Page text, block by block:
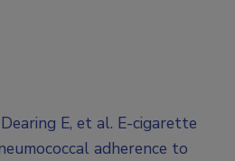
E, et al. E-cigarette
adherence to